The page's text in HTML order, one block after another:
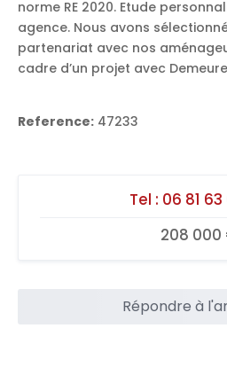
norme RE 2020. Etude
agence. Nous avons
partenariat avec nos
cadre d’un projet avec
Reference: 47233
Tel : 06 81
208 000
Répondre à